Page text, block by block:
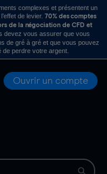
complexes et présentent un
de levier. 70% des comptes
de la négociation de CFD et
devez vous assurer que vous
de gré à gré et que vous pouvez
perdre votre argent.
Ouvrir un compte